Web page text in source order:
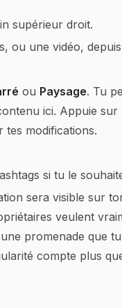
supérieur droit.
ou une vidéo,
ou Paysage. Tu
ici. Appuie sur
modifications.
si tu le
sera visible sur
veulent
promenade que
compte plus